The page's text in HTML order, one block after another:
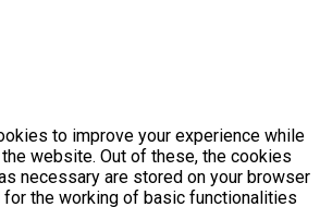
to improve your experience while
website. Out of these, the cookies
necessary are stored on your browser
the working of basic functionalities